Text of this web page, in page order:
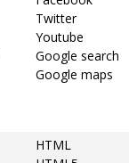
Twitter
Youtube
Google search
Google maps
HTML